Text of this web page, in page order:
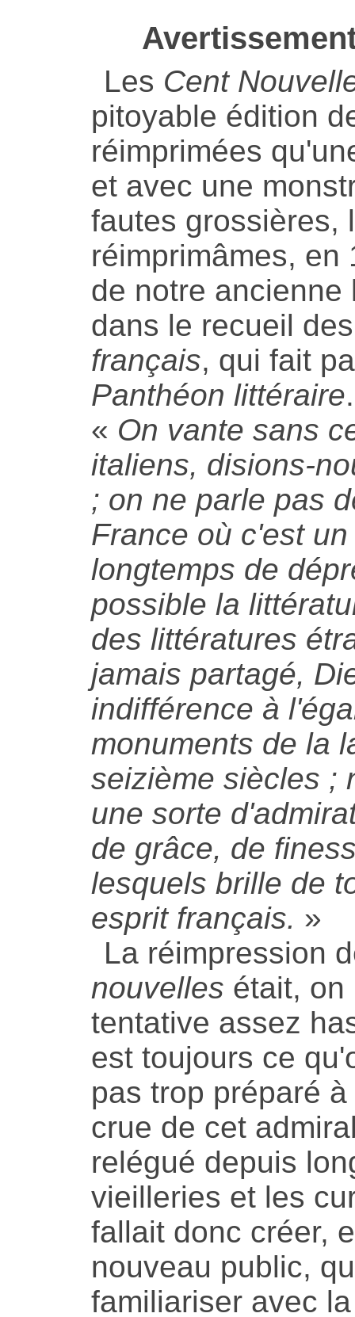
Les Cent
pitoyable édition
réimprimées
et avec une
fautes grossières,
réimprimâmes, en
de notre
dans le recueil
français, qui fait
Panthéon littéraire.
« On vante sans
italiens, disions-
; on ne parle pas
France où c'est
longtemps de
possible la
des littératures
jamais partagé,
indifférence à
monuments de la
seizième siècles ;
une sorte
de grâce, de
lesquels brille de
esprit français. »
La réimpression
nouvelles était, on
tentative assez
est toujours ce
pas trop préparé
crue de cet
relégué depuis
vieilleries et les
fallait donc créer,
nouveau public,
familiariser avec